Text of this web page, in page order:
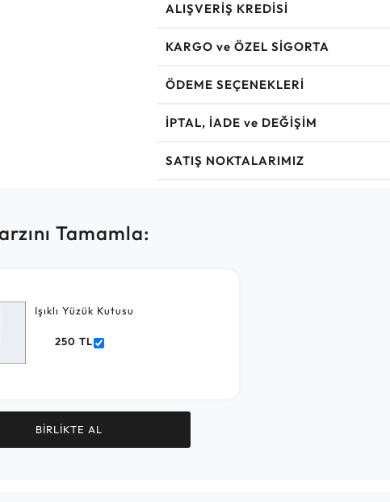
ALIŞVERİŞ KREDİSİ
KARGO ve ÖZEL SİGORTA
ÖDEME SEÇENEKLERİ
İPTAL, İADE ve DEĞİŞİM
SATIŞ NOKTALARIMIZ
Tamamla:
Işıklı Yüzük Kutusu
250 TL
BİRLİKTE AL